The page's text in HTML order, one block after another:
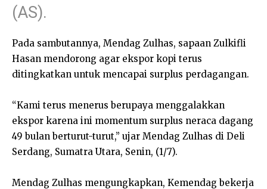
(AS).
Pada sambutannya, Mendag Zulhas, sapaan Zulkifli
Hasan mendorong agar ekspor kopi terus
ditingkatkan untuk mencapai surplus perdagangan.
“Kami terus menerus berupaya menggalakkan
ekspor karena ini momentum surplus neraca dagang
49 bulan berturut-turut,” ujar Mendag Zulhas di Deli
Serdang, Sumatra Utara, Senin, (1/7).
Mendag Zulhas mengungkapkan, Kemendag bekerja